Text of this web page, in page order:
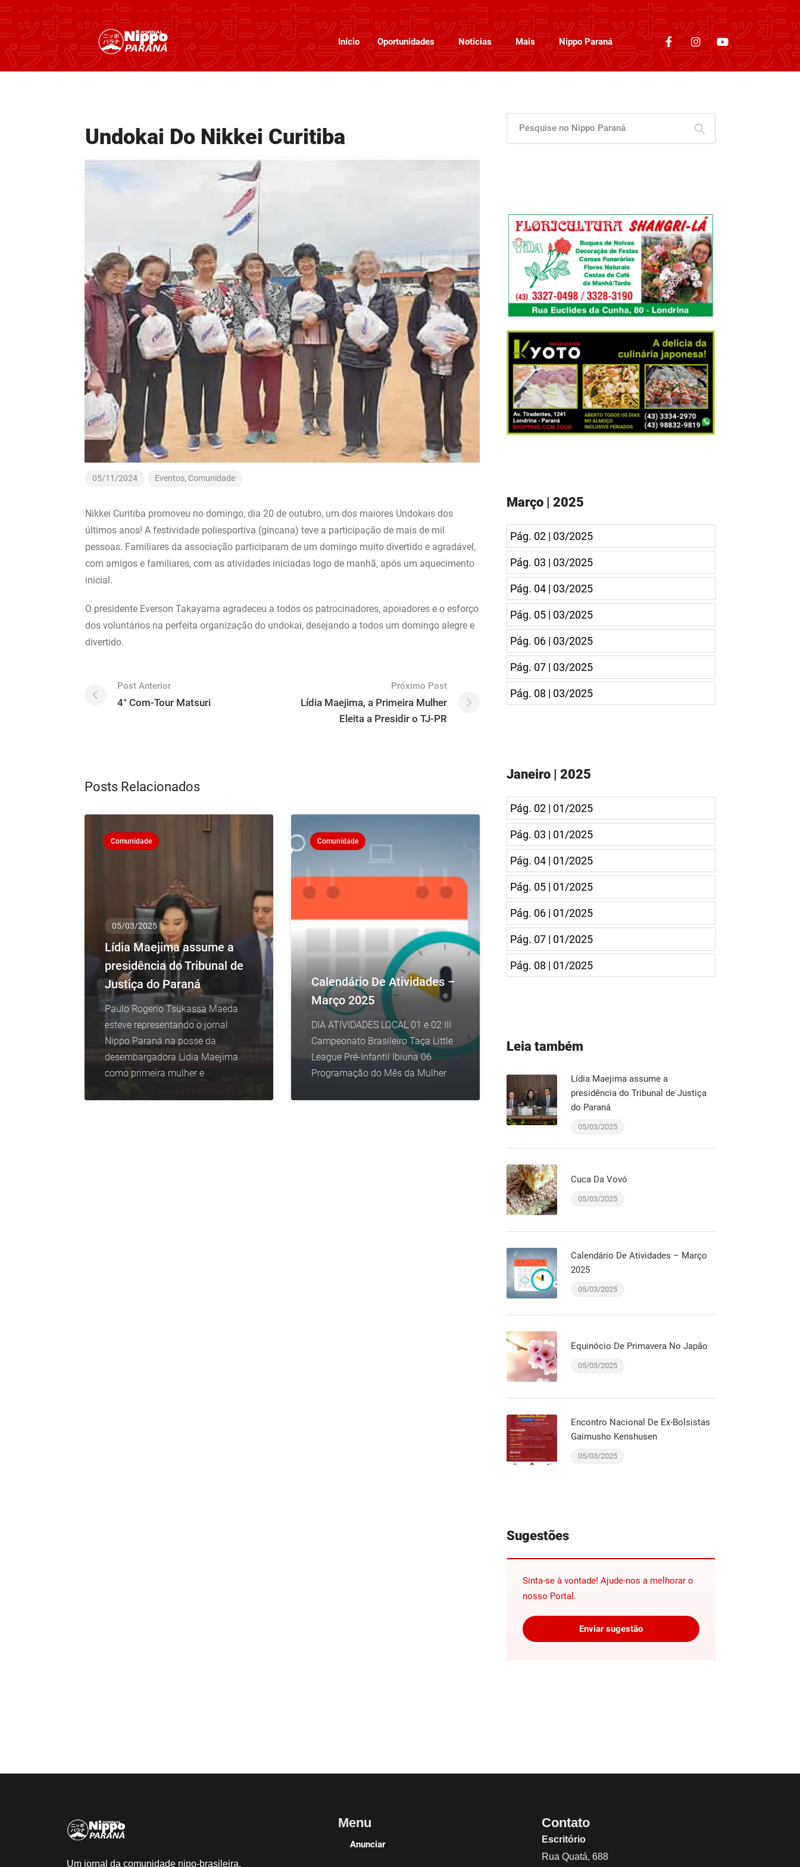
Início Oportunidades Notícias Mais Nippo Paraná
Undokai Do Nikkei Curitiba
05/11/2024 Eventos, Comunidade
Nikkei Curitiba promoveu no domingo, dia 20 de outubro, um dos maiores Undokais dos
últimos anos! A festividade poliesportiva (gincana) teve a participação de mais de mil
pessoas. Familiares da associação participaram de um domingo muito divertido e agradável,
com amigos e familiares, com as atividades iniciadas logo de manhã, após um aquecimento
inicial.
O presidente Everson Takayama agradeceu a todos os patrocinadores, apoiadores e o esforço
dos voluntários na perfeita organização do undokai, desejando a todos um domingo alegre e
divertido.
Post Anterior
4° Com-Tour Matsuri
Próximo Post
Lídia Maejima, a Primeira Mulher
Eleita a Presidir o TJ-PR
Posts Relacionados
Comunidade
05/03/2025
Lídia Maejima assume a
presidência do Tribunal de
Justiça do Paraná
Paulo Rogerio Tsukassa Maeda
esteve representando o jornal
Nippo Paraná na posse da
desembargadora Lidia Maejima
como primeira mulher e
Comunidade
Calendário De Atividades –
Março 2025
DIA ATIVIDADES LOCAL 01 e 02 III
Campeonato Brasileiro Taça Little
League Pré-Infantil Ibiuna 06
Programação do Mês da Mulher
Março | 2025
Pág. 02 | 03/2025
Pág. 03 | 03/2025
Pág. 04 | 03/2025
Pág. 05 | 03/2025
Pág. 06 | 03/2025
Pág. 07 | 03/2025
Pág. 08 | 03/2025
Janeiro | 2025
Pág. 02 | 01/2025
Pág. 03 | 01/2025
Pág. 04 | 01/2025
Pág. 05 | 01/2025
Pág. 06 | 01/2025
Pág. 07 | 01/2025
Pág. 08 | 01/2025
Leia também
Lídia Maejima assume a
presidência do Tribunal de Justiça
do Paraná
05/03/2025
Cuca Da Vovó
05/03/2025
Calendário De Atividades – Março
2025
05/03/2025
Equinócio De Primavera No Japão
05/03/2025
Encontro Nacional De Ex-Bolsistas
Gaimusho Kenshusen
05/03/2025
Sugestões
Sinta-se à vontade! Ajude-nos a melhorar o
nosso Portal.
Enviar sugestão
Um jornal da comunidade nipo-brasileira.
Menu
Anunciar
Contato
Escritório
Rua Quatá, 688